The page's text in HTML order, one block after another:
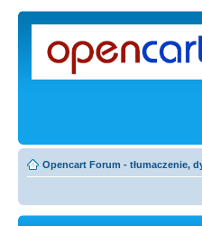
Opencart Forum - tłumaczenie,